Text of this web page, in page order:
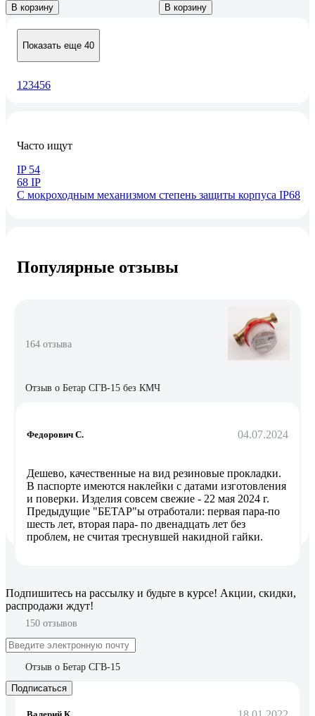
В корзину В корзину
Показать еще 40
1 23456
Часто ищут
IP 54
68 IP
С мокроходным механизмом степень защиты корпуса IP68
Популярные отзывы
164 отзыва
Отзыв о Бетар СГВ-15 без КМЧ
Федорович С. 04.07.2024
Дешево, качественные на вид резиновые прокладки.
В паспорте имеются наклейки с датами изготовления
и поверки. Изделия совсем свежие - 22 мая 2024 г.
Предыдущие "БЕТАР"ы отработали: первая пара-по
шесть лет, вторая пара- по двенадцать лет без
проблем, не считая треснувшей накидной гайки.
150 отзывов
Отзыв о Бетар СГВ-15
Подпишитесь на рассылку и будьте в курсе! Акции, скидки,
распродажи ждут!
Подписаться